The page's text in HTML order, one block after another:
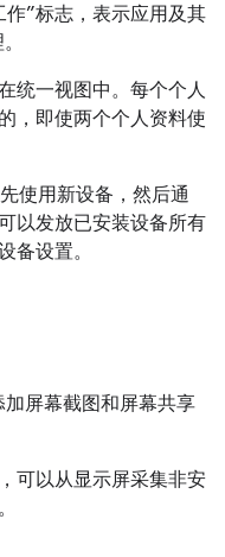
”标志，表示应用及其
统一视图中。每个个人
，即使两个个人资料使
使用新设备，然后通
以发放已安装设备所有
备设置。
屏幕截图和屏幕共享
可以从显示屏采集非安